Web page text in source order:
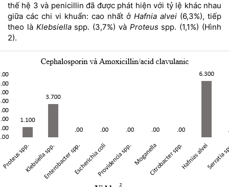
thế hệ 3 và penicillin đã được phát hiện với tỷ lệ khác nhau
giữa các chi vi khuẩn: cao nhất ở Hafnia alvei (6,3%), tiếp
theo là Klebsiellaspp. (3,7%) và Proteusspp. (1,1%) (Hình
2).